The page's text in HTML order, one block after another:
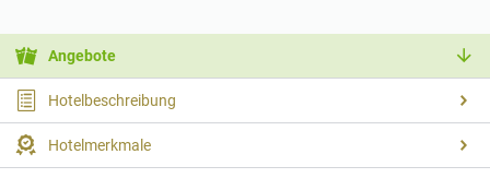
Angebote
Hotelbeschreibung
Hotelmerkmale